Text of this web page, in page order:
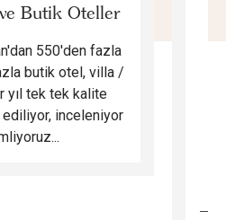
Butik Oteller
550'den fazla
butik otel, villa /
yıl tek tek kalite
inceleniyor